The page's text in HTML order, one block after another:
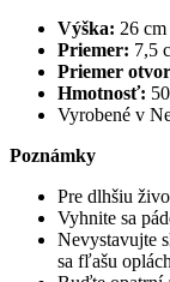
Výška: 26 cm
Priemer: 7,5
Priemer
Hmotnosť:
Vyrobené v
Poznámky
Pre dlhšiu
Vyhnite sa
Nevystavujte
sa fľašu